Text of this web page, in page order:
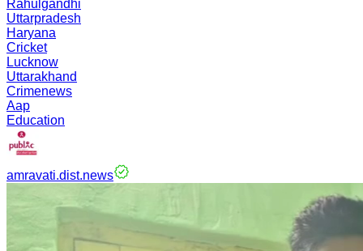
Rahulgandhi
Uttarpradesh
Haryana
Cricket
Lucknow
Uttarakhand
Crimenews
Aap
Education
amravati.dist.news